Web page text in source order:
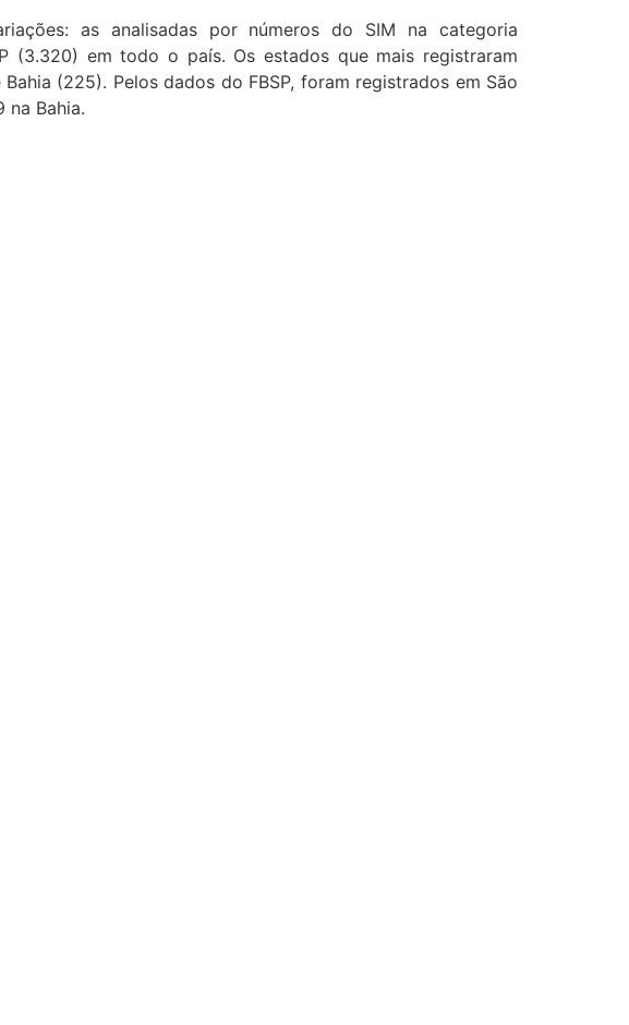
as analisadas por números do SIM na categoria
(3.320) em todo o país. Os estados que mais registraram
(225). Pelos dados do FBSP, foram registrados em São
Bahia.